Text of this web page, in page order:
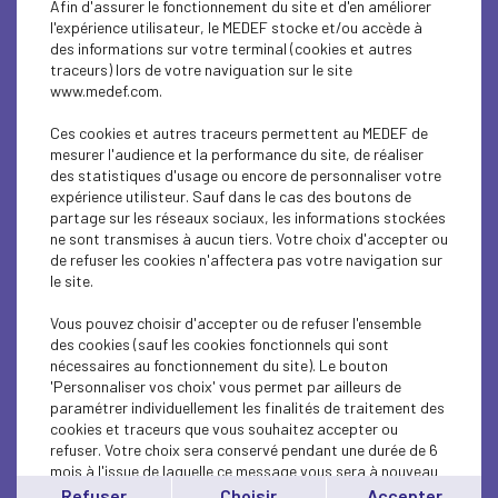
SUSTAINABLE DEVELOPMENT
SUSTAINABLE DEVELOPMENT
SOCIAL
SUSTAINABLE DEVELOPMENT
INTERNATIONAL - EUROPE
ECONOMY
ECONOMY
INTERNATIONAL - EUROPE
INTERNATIONAL - EUROPE
Afin d'assurer le fonctionnement du site et d'en améliorer
l'expérience utilisateur, le MEDEF stocke et/ou accède à
des informations sur votre terminal (cookies et autres
traceurs) lors de votre naviguation sur le site
www.medef.com.
Ces cookies et autres traceurs permettent au MEDEF de
mesurer l'audience et la performance du site, de réaliser
des statistiques d'usage ou encore de personnaliser votre
expérience utilisteur. Sauf dans le cas des boutons de
partage sur les réseaux sociaux, les informations stockées
ne sont transmises à aucun tiers. Votre choix d'accepter ou
de refuser les cookies n'affectera pas votre navigation sur
le site.
Vous pouvez choisir d'accepter ou de refuser l'ensemble
des cookies (sauf les cookies fonctionnels qui sont
nécessaires au fonctionnement du site). Le bouton
'Personnaliser vos choix' vous permet par ailleurs de
paramétrer individuellement les finalités de traitement des
cookies et traceurs que vous souhaitez accepter ou
refuser. Votre choix sera conservé pendant une durée de 6
mois à l'issue de laquelle ce message vous sera à nouveau
affiché..